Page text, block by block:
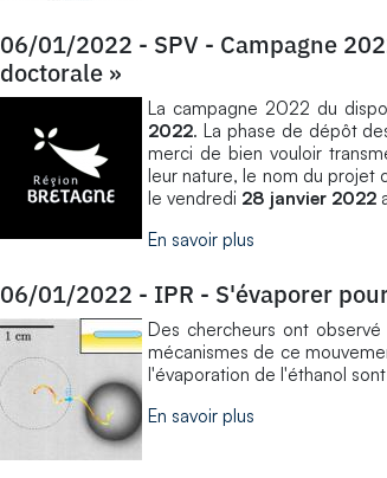
06/01/2022 - SPV - Campagne
doctorale »
La campagne 2022 du
2022. La phase de dépôt
merci de bien vouloir
leur nature, le nom du projet
le vendredi 28 janvier 2022
En savoir plus
06/01/2022 - IPR - S'évaporer
Des chercheurs ont
mécanismes de ce
l'évaporation de l'éthanol
En savoir plus